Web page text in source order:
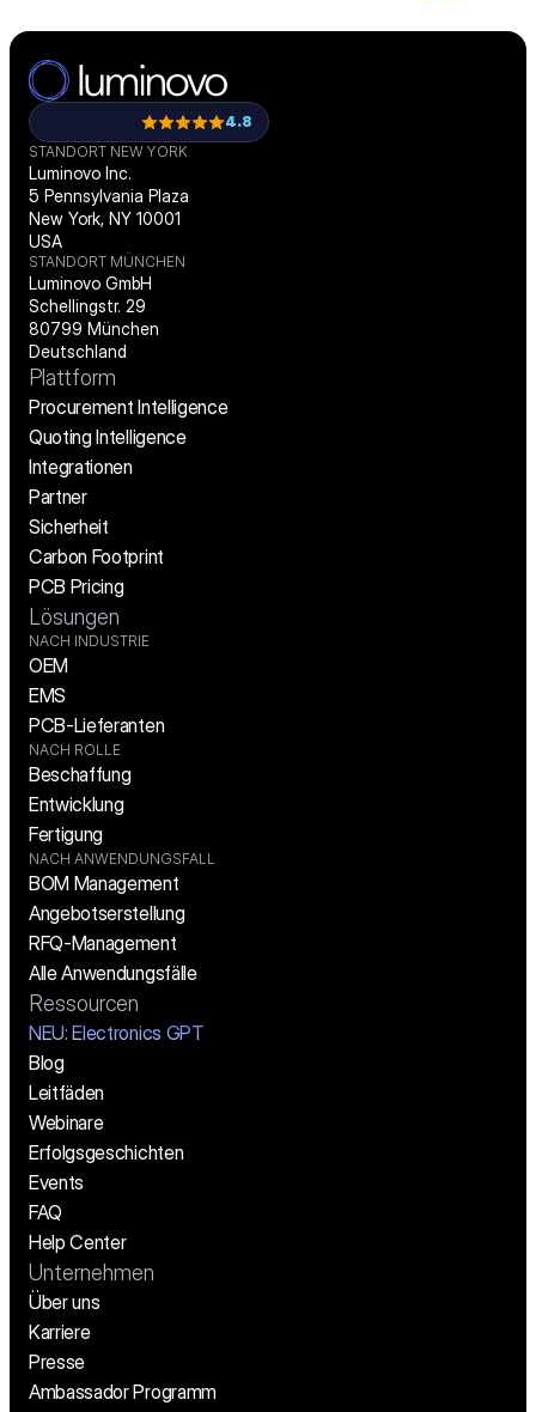
4.8
STANDORT NEW YORK
Luminovo Inc.
5 Pennsylvania Plaza
New York, NY 10001
USA
STANDORT MÜNCHEN
Luminovo GmbH
Schellingstr. 29
80799 München
Deutschland
Plattform
Procurement Intelligence
Quoting Intelligence
Integrationen
Partner
Sicherheit
Carbon Footprint
PCB Pricing
Lösungen
NACH INDUSTRIE
OEM
EMS
PCB-Lieferanten
NACH ROLLE
Beschaffung
Entwicklung
Fertigung
NACH ANWENDUNGSFALL
BOM Management
Angebotserstellung
RFQ-Management
Alle Anwendungsfälle
Ressourcen
NEU: Electronics GPT
Blog
Leitfäden
Webinare
Erfolgsgeschichten
Events
FAQ
Help Center
Unternehmen
Über uns
Karriere
Presse
Ambassador Programm